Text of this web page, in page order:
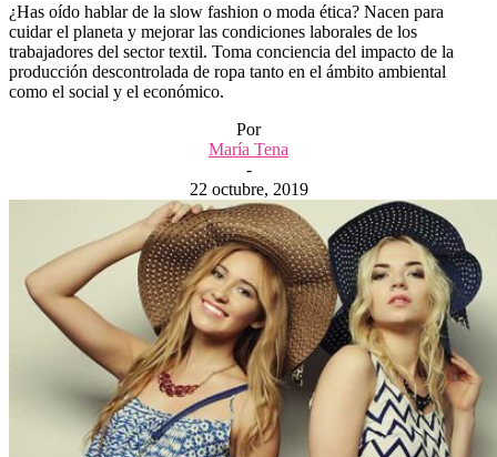
¿Has oído hablar de la slow fashion o moda ética? Nacen para
cuidar el planeta y mejorar las condiciones laborales de los
trabajadores del sector textil. Toma conciencia del impacto de la
producción descontrolada de ropa tanto en el ámbito ambiental
como el social y el económico.
Por
María Tena
-
22 octubre, 2019